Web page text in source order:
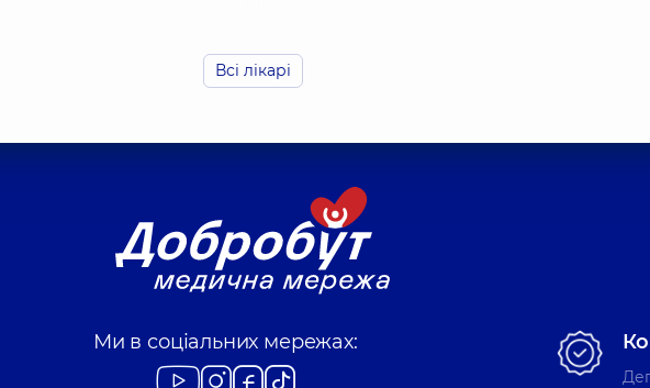
Коберник Ольга Василівна
Отоларинголог; Отоларинголог дитячий,
Отоларинголог; Отоларинголог дитячий,
Всі лікарі
Ми в соціальних мережах: